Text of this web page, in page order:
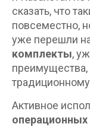
сказать, что
повсеместно,
уже перешли
комплекты,
преимущества,
Активное